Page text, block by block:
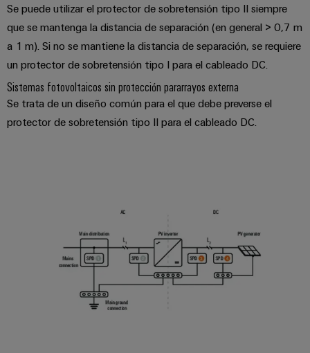
Se puede utilizar el protector de sobretensión tipo II siempre
que se mantenga la distancia de separación (en general > 0,7 m
a 1 m). Si no se mantiene la distancia de separación, se requiere
un protector de sobretensión tipo I para el cableado DC.
Sistemas fotovoltaicos sin protección pararrayos externa
Se trata de un diseño común para el que debe preverse el
protector de sobretensión tipo II para el cableado DC.